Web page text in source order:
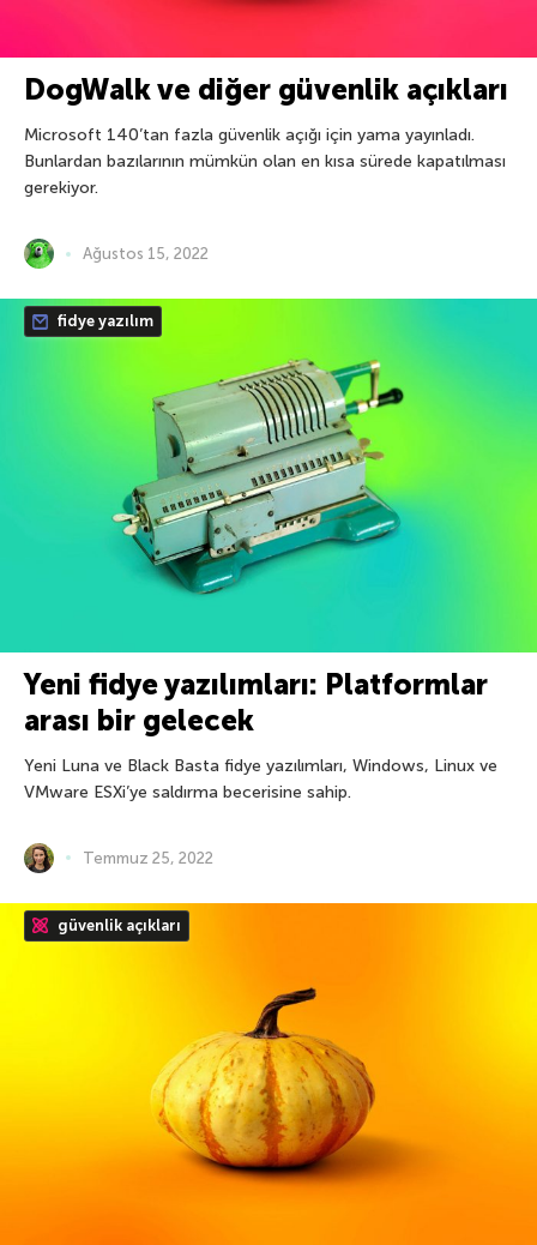
DogWalk ve diğer güvenlik açıkları
Microsoft 140’tan fazla güvenlik açığı için yama yayınladı.
Bunlardan bazılarının mümkün olan en kısa sürede kapatılması
gerekiyor.
Ağustos 15, 2022
fidye yazılım
Yeni fidye yazılımları: Platformlar
arası bir gelecek
Yeni Luna ve Black Basta fidye yazılımları, Windows, Linux ve
VMware ESXi’ye saldırma becerisine sahip.
Temmuz 25, 2022
güvenlik açıkları